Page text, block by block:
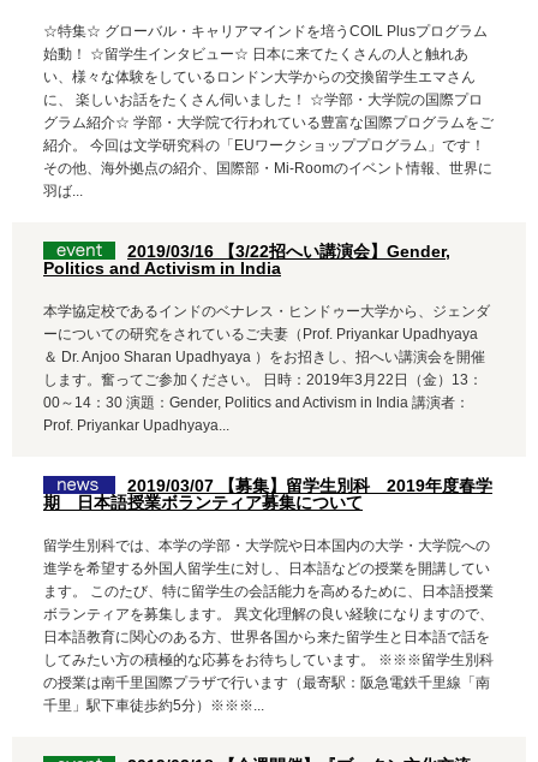
☆特集☆ グローバル・キャリアマインドを培うCOIL Plusプログラム
始動！ ☆留学生インタビュー☆ 日本に来てたくさんの人と触れあ
い、様々な体験をしているロンドン大学からの交換留学生エマさん
に、 楽しいお話をたくさん伺いました！ ☆学部・大学院の国際プロ
グラム紹介☆ 学部・大学院で行われている豊富な国際プログラムをご
紹介。 今回は文学研究科の「EUワークショッププログラム」です！
その他、海外拠点の紹介、国際部・Mi-Roomのイベント情報、世界に
羽ば...
2019/03/16 【3/22招へい講演会】Gender,
Politics and Activism in India
本学協定校であるインドのベナレス・ヒンドゥー大学から、ジェンダ
ーについての研究をされているご夫妻（Prof. Priyankar Upadhyaya
＆ Dr. Anjoo Sharan Upadhyaya ）をお招きし、招へい講演会を開催
します。奮ってご参加ください。 日時：2019年3月22日（金）13：
00～14：30 演題：Gender, Politics and Activism in India 講演者：
Prof. Priyankar Upadhyaya...
2019/03/07 【募集】留学生別科 2019年度春学
期 日本語授業ボランティア募集について
留学生別科では、本学の学部・大学院や日本国内の大学・大学院への
進学を希望する外国人留学生に対し、日本語などの授業を開講してい
ます。 このたび、特に留学生の会話能力を高めるために、日本語授業
ボランティアを募集します。 異文化理解の良い経験になりますので、
日本語教育に関心のある方、世界各国から来た留学生と日本語で話を
してみたい方の積極的な応募をお待ちしています。 ※※※留学生別科
の授業は南千里国際プラザで行います（最寄駅：阪急電鉄千里線「南
千里」駅下車徒歩約5分）※※※...